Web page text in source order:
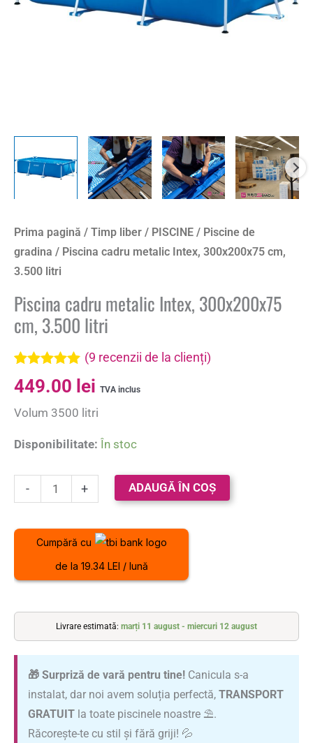
Prima pagină / Timp liber / PISCINE / Piscine de
gradina / Piscina cadru metalic Intex, 300x200x75 cm,
3.500 litri
Piscina cadru metalic Intex, 300x200x75
cm, 3.500 litri
Evaluat la
5.00din 5 pe
9
evaluări de
(9 recenzii de la clienți)
449.00 lei TVA inclus
Volum 3500 litri
Disponibilitate: În stoc
-
litri
+ ADAUGĂ ÎN COȘ
Cumpără cu
de la 19.34 LEI / lună
Livrare estimată: marți 11 august - miercuri 12 august
🎁 Surpriză de vară pentru tine! Canicula s-a
instalat, dar noi avem soluția perfectă, TRANSPORT
GRATUIT la toate piscinele noastre ⛱️.
Răcorește-te cu stil și fără griji! 💦